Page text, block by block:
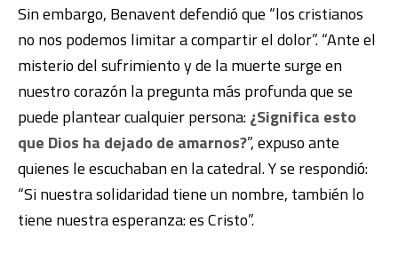
Sin embargo, Benavent defendió que “los cristianos
no nos podemos limitar a compartir el dolor”. “Ante el
misterio del sufrimiento y de la muerte surge en
nuestro corazón la pregunta más profunda que se
puede plantear cualquier persona:¿Significa esto
que Dios ha dejado de amarnos?”, expuso ante
quienes le escuchaban en la catedral. Y se respondió:
“Si nuestra solidaridad tiene un nombre, también lo
tiene nuestra esperanza: es Cristo”.